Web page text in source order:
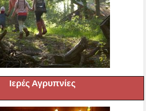
Ιερές Αγρυπνίες